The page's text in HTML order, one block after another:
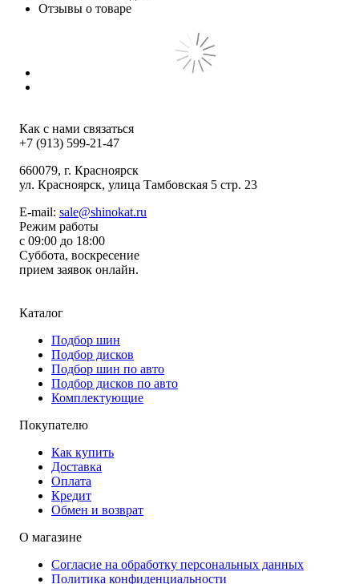
Отзывы о товаре
Как с нами связаться
+7 (913) 599-21-47
660079, г. Красноярск
ул. Красноярск, улица Тамбовская 5 стр. 23
E-mail: sale@shinokat.ru
Режим работы
с 09:00 до 18:00
Суббота, воскресение
прием заявок онлайн.
Каталог
Подбор шин
Подбор дисков
Подбор шин по авто
Подбор дисков по авто
Комплектующие
Покупателю
Как купить
Доставка
Оплата
Кредит
Обмен и возврат
О магазине
Согласие на обработку персональных данных
Политика конфиденциальности